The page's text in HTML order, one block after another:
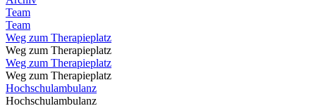
Team
Team
Weg zum Therapieplatz
Weg zum Therapieplatz
Weg zum Therapieplatz
Weg zum Therapieplatz
Hochschulambulanz
Hochschulambulanz